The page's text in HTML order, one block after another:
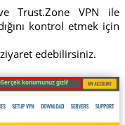
Trust.Zone VPN ile
kontrol etmek için
edebilirsiniz.
konumunuz gizli!